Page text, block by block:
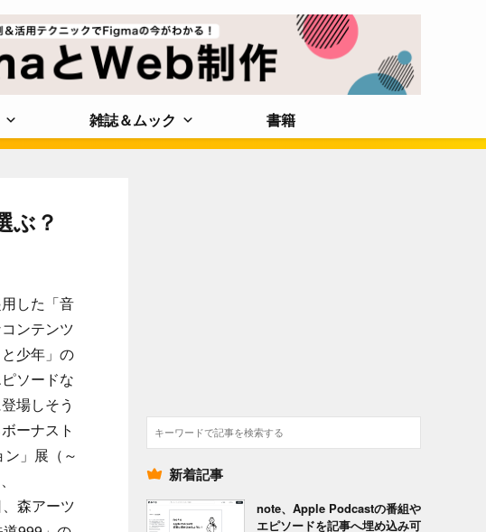
雑誌＆ムック 書籍
ぶ？
した「音
ンテンツ
少年」の
ソードな
場しそう
ーナスト
」展（～
森アーツ
検
索
新着記事
note、Apple Podcastの番組や
エピソードを記事へ埋め込み可